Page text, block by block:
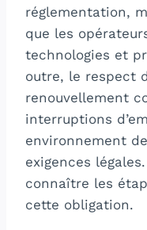
réglementation,
que les
technologies et
outre, le respect
renouvellement
interruptions
environnement
exigences
connaître les
cette obligation.